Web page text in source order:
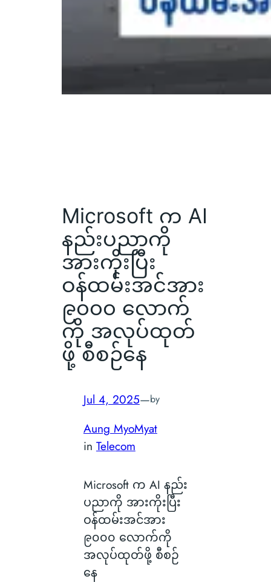
Microsoft က AI
နည်းပညာကို
အားကိုးပြီး
ဝန်ထမ်းအင်အား
၉၀၀၀ လောက်
ကို အလုပ်ထုတ်
ဖို့ စီစဉ်နေ
Jul 4, 2025—by
Aung MyoMyat
in Telecom
Microsoft က AI နည်း
ပညာကို အားကိုးပြီး
ဝန်ထမ်းအင်အား
၉၀၀၀ လောက်ကို
အလုပ်ထုတ်ဖို့ စီစဉ်
နေ